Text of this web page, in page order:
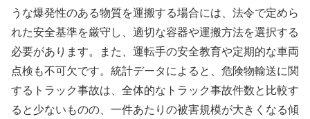
うな爆発性のある物質を運搬する場合には、法令で定めら
れた安全基準を厳守し、適切な容器や運搬方法を選択する
必要があります。また、運転手の安全教育や定期的な車両
点検も不可欠です。統計データによると、危険物輸送に関
するトラック事故は、全体的なトラック事故件数と比較す
ると少ないものの、一件あたりの被害規模が大きくなる傾